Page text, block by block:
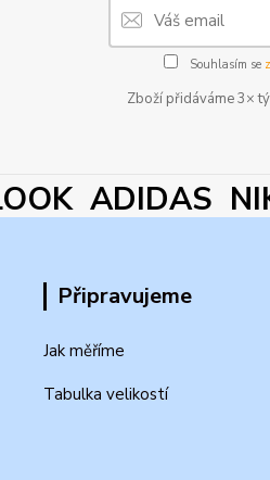
Souhlasím se
Zboží přidáváme 3×
ADIDAS
Připravujeme
Jak měříme
Tabulka velikostí